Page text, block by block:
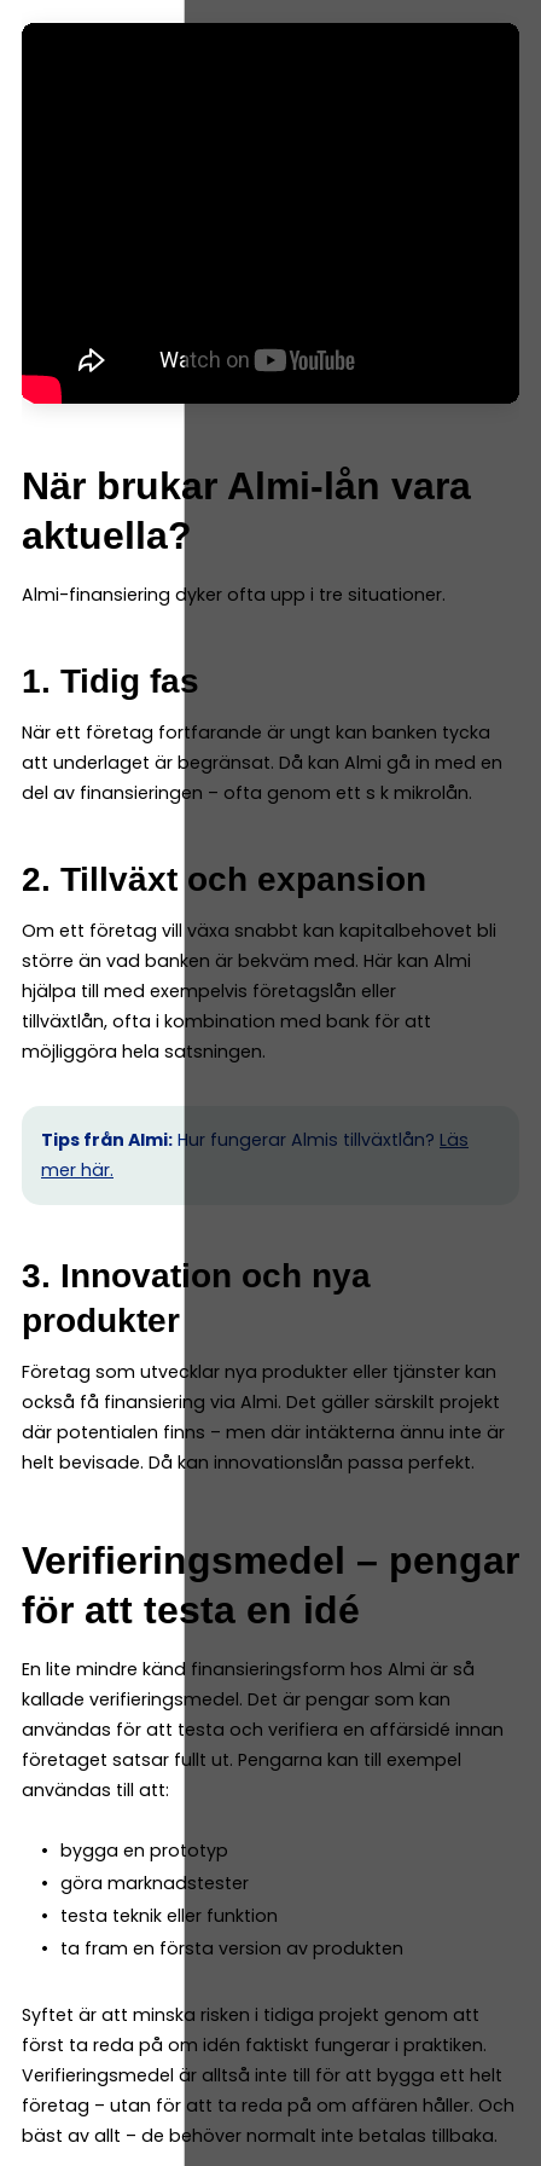
När brukar Almi-lån vara
aktuella?
Almi-finansiering dyker ofta upp i tre situationer.
1. Tidig fas
När ett företag fortfarande är ungt kan banken tycka
att underlaget är begränsat. Då kan Almi gå in med en
del av finansieringen – ofta genom ett s k mikrolån.
2. Tillväxt och expansion
Om ett företag vill växa snabbt kan kapitalbehovet bli
större än vad banken är bekväm med. Här kan Almi
hjälpa till med exempelvis företagslån eller
tillväxtlån, ofta i kombination med bank för att
möjliggöra hela satsningen.
Tips från Almi: Hur fungerar Almis tillväxtlån? Läs
mer här.
3. Innovation och nya
produkter
Företag som utvecklar nya produkter eller tjänster kan
också få finansiering via Almi. Det gäller särskilt projekt
där potentialen finns – men där intäkterna ännu inte är
helt bevisade. Då kan innovationslån passa perfekt.
Verifieringsmedel – pengar
för att testa en idé
En lite mindre känd finansieringsform hos Almi är så
kallade verifieringsmedel. Det är pengar som kan
användas för att testa och verifiera en affärsidé innan
företaget satsar fullt ut. Pengarna kan till exempel
användas till att:
bygga en prototyp
göra marknadstester
testa teknik eller funktion
ta fram en första version av produkten
Syftet är att minska risken i tidiga projekt genom att
först ta reda på om idén faktiskt fungerar i praktiken.
Verifieringsmedel är alltså inte till för att bygga ett helt
företag – utan för att ta reda på om affären håller. Och
bäst av allt – de behöver normalt inte betalas tillbaka.